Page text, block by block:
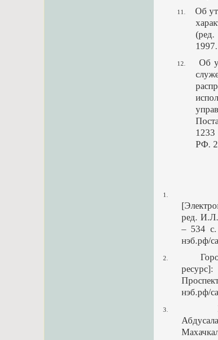
11.
Об
(ред.
12.
Об
1233
РФ.
1.
ред.
– 534 с.
нэб.рф/
2.
нэб.рф/
3.